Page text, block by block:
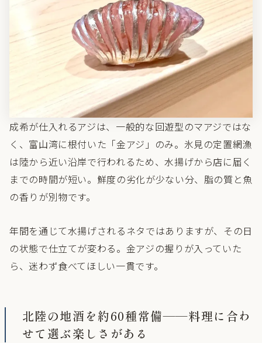
成希が仕入れるアジは、一般的な回遊型のマアジではな
く、富山湾に根付いた「金アジ」のみ。氷見の定置網漁
は陸から近い沿岸で行われるため、水揚げから店に届く
までの時間が短い。鮮度の劣化が少ない分、脂の質と魚
の香りが別物です。
年間を通じて水揚げされるネタではありますが、その日
の状態で仕立てが変わる。金アジの握りが入っていた
ら、迷わず食べてほしい一貫です。
北陸の地酒を約60種常備——料理に合わ
せて選ぶ楽しさがある